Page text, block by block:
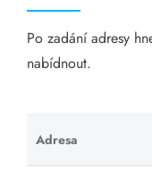
Katalog A-seznam.cz
Visací zámky - TOKOZ
Po zadání adresy
nabídnout.
Adresa
Ponechte
toto pole